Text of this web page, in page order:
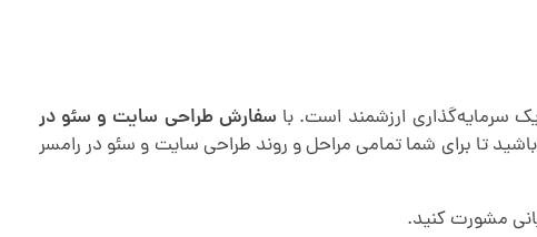
سرمایه‌گذاری ارزشمند است. با سفارش طراحی سایت و سئو در
باشید تا برای شما تمامی مراحل و روند طراحی سایت و سئو در رامسر
مشورت کنید.